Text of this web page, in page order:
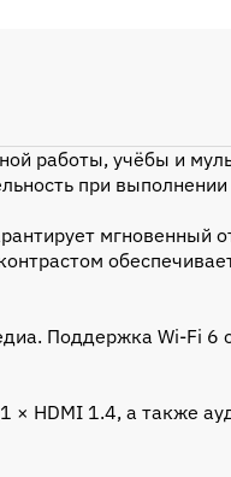
работы, учёбы и
при
мгновенный
Поддержка Wi-Fi 6
× HDMI 1.4, а также